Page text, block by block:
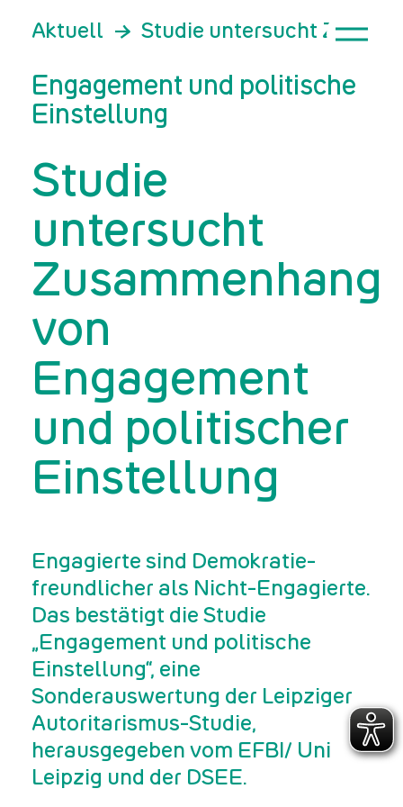
Aktuell Studie untersucht
Engagement und politische
Einstellung
Studie
untersucht
Zusammenhang
von
Engagement
und politischer
Einstellung
Engagierte sind Demokratie-
freundlicher als Nicht-Engagierte.
Das bestätigt die Studie
„Engagement und politische
Einstellung“, eine
Sonderauswertung der Leipziger
Autoritarismus-Studie,
herausgegeben vom EFBI/ Uni
Leipzig und der DSEE.